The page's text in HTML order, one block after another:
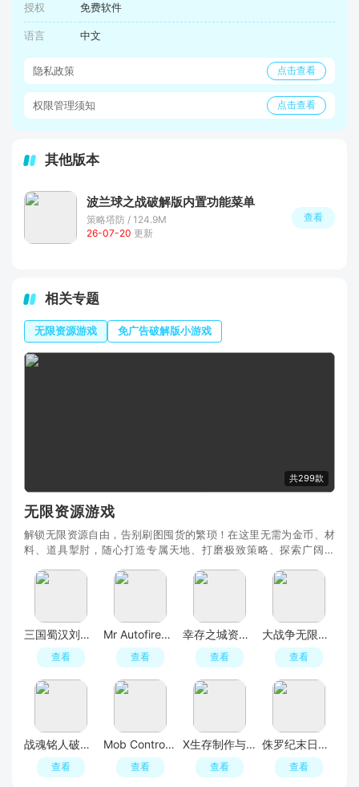
授权 免费软件
语言 中文
隐私政策 点击查看
权限管理须知 点击查看
其他版本
波兰球之战破解版内置功能菜单
策略塔防 / 124.9M
26-07-20 更新
查看
相关专题
无限资源游戏 免广告破解版小游戏
共299款
无限资源游戏
解锁无限资源自由，告别刷图囤货的繁琐！在这里无需为金币、材
料、道具掣肘，随心打造专属天地、打磨极致策略、探索广阔世
三国蜀汉刘备传无限资源破解版
查看
Mr Autofire自动开火先生内购破解版
查看
幸存之城资源不减反增版
查看
大战争无限资源最新版
查看
战魂铭人破解版内置修改器
查看
Mob Control炮弹人冲冲冲免广告版免内购最新版本
查看
X生存制作与建造免内购版
查看
侏罗纪末日生存破解版无限资源版
查看